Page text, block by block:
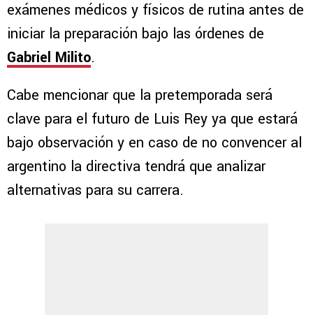
exámenes médicos y físicos de rutina antes de
iniciar la preparación bajo las órdenes de
Gabriel Milito.
Cabe mencionar que la pretemporada será
clave para el futuro de Luis Rey ya que estará
bajo observación y en caso de no convencer al
argentino la directiva tendrá que analizar
alternativas para su carrera.